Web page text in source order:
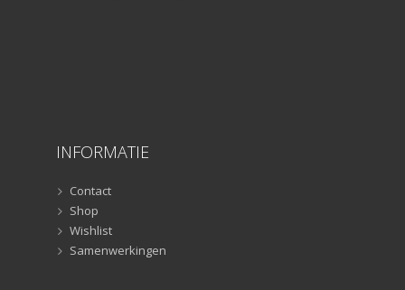
INFORMATIE
Contact
Shop
Wishlist
Samenwerkingen